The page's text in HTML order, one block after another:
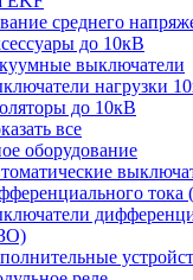
среднего
до 10кВ
выключатели
нагрузки
до 10кВ
все
оборудование